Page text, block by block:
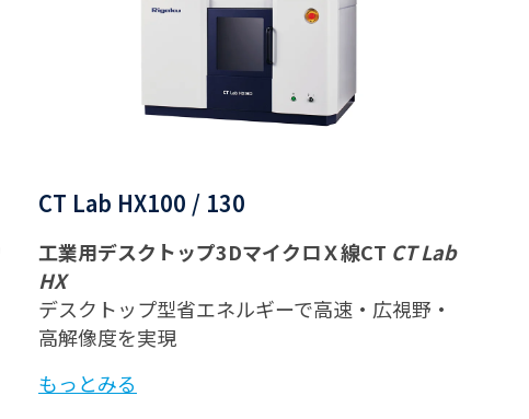
CT Lab HX100 / 130
工業用デスクトップ3DマイクロＸ線CT CT Lab
HX
デスクトップ型省エネルギーで高速・広視野・
高解像度を実現
もっとみる